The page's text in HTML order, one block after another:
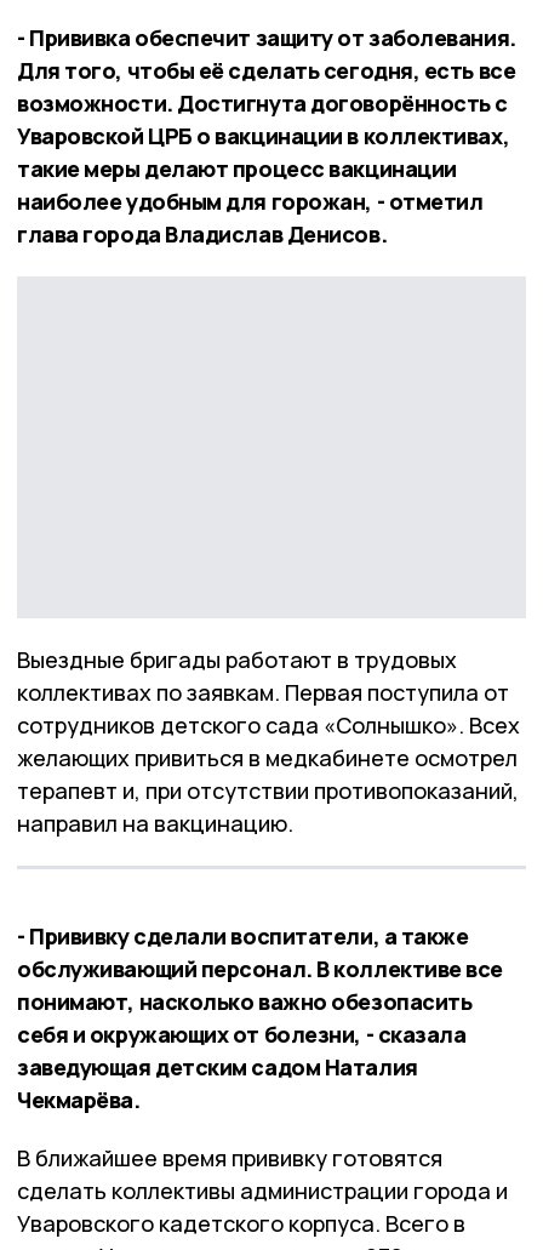
- Прививка обеспечит защиту от заболевания.
Для того, чтобы её сделать сегодня, есть все
возможности. Достигнута договорённость с
Уваровской ЦРБ о вакцинации в коллективах,
такие меры делают процесс вакцинации
наиболее удобным для горожан, - отметил
глава города Владислав Денисов.
Выездные бригады работают в трудовых
коллективах по заявкам. Первая поступила от
сотрудников детского сада «Солнышко». Всех
желающих привиться в медкабинете осмотрел
терапевт и, при отсутствии противопоказаний,
направил на вакцинацию.
- Прививку сделали воспитатели, а также
обслуживающий персонал. В коллективе все
понимают, насколько важно обезопасить
себя и окружающих от болезни, - сказала
заведующая детским садом Наталия
Чекмарёва.
В ближайшее время прививку готовятся
сделать коллективы администрации города и
Уваровского кадетского корпуса. Всего в